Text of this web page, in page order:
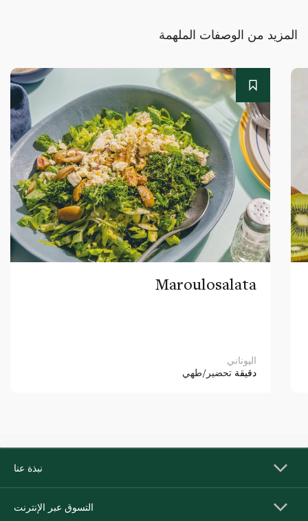
المزيد من الوصفات الملهمة
Maroulosalata
اليوناني
دقيقة تحضير/طهي
نبذة عنا
التسوق عبر الإنترنت